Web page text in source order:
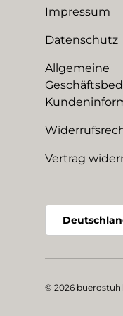
Impressum
Datenschutz
Allgemeine
Vertrag
© 2026